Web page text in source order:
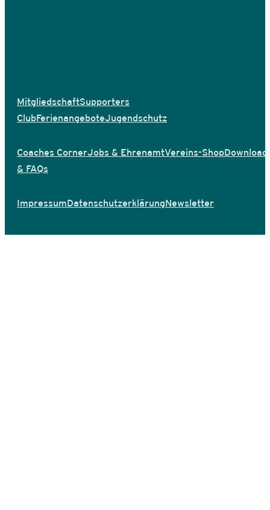
MitgliedschaftSupporters
ClubFerienangeboteJugendschutz
Coaches CornerJobs & EhrenamtVereins-Shop
& FAQs
ImpressumDatenschutzerklärungNewsletter